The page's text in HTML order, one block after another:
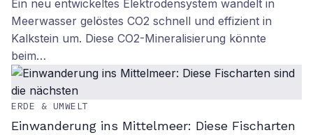
Ein neu entwickeltes Elektrodensystem wandelt in
Meerwasser gelöstes CO2 schnell und effizient in
Kalkstein um. Diese CO2-Mineralisierung könnte
beim…
ERDE & UMWELT
Einwanderung ins Mittelmeer: Diese Fischarten